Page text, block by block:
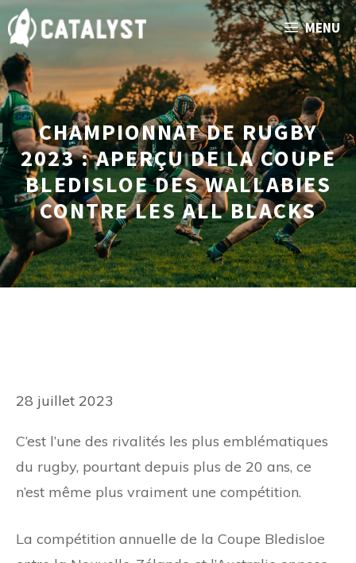
Aller
au
contenu
MENU
CHAMPIONNAT DE RUGBY
2023 : APERÇU DE LA COUPE
BLEDISLOE DES WALLABIES
CONTRE LES ALL BLACKS
28 juillet 2023
C’est l’une des rivalités les plus emblématiques
du rugby, pourtant depuis plus de 20 ans, ce
n’est même plus vraiment une compétition.
La compétition annuelle de la Coupe Bledisloe